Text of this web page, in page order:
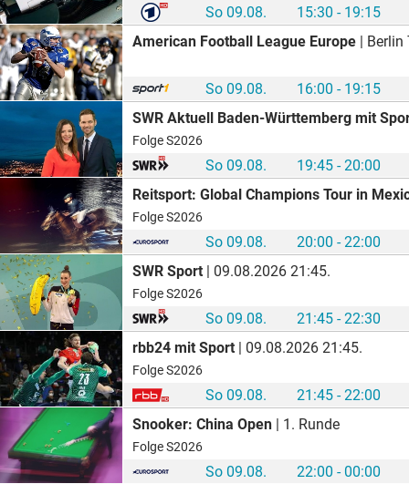
So 09.08.
15:30 - 19:15
American Football League Europe | Berlin
So 09.08.
16:00 - 19:15
SWR Aktuell Baden-Württemberg mit
Folge S2026
So 09.08.
19:45 - 20:00
Reitsport: Global Champions Tour in
Folge S2026
So 09.08.
20:00 - 22:00
SWR Sport | 09.08.2026 21:45.
Folge S2026
So 09.08.
21:45 - 22:30
rbb24 mit Sport | 09.08.2026 21:45.
Folge S2026
So 09.08.
21:45 - 22:00
Snooker: China Open | 1. Runde
Folge S2026
So 09.08.
22:00 - 00:00